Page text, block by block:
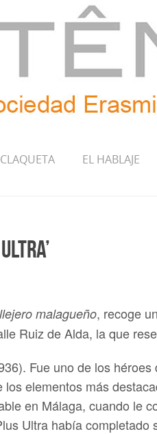
EL HABLAJE
malagueño, recoge
Ruiz de Alda, la que
Fue uno de los
elementos más
en Málaga, cuando le
Ultra había completado